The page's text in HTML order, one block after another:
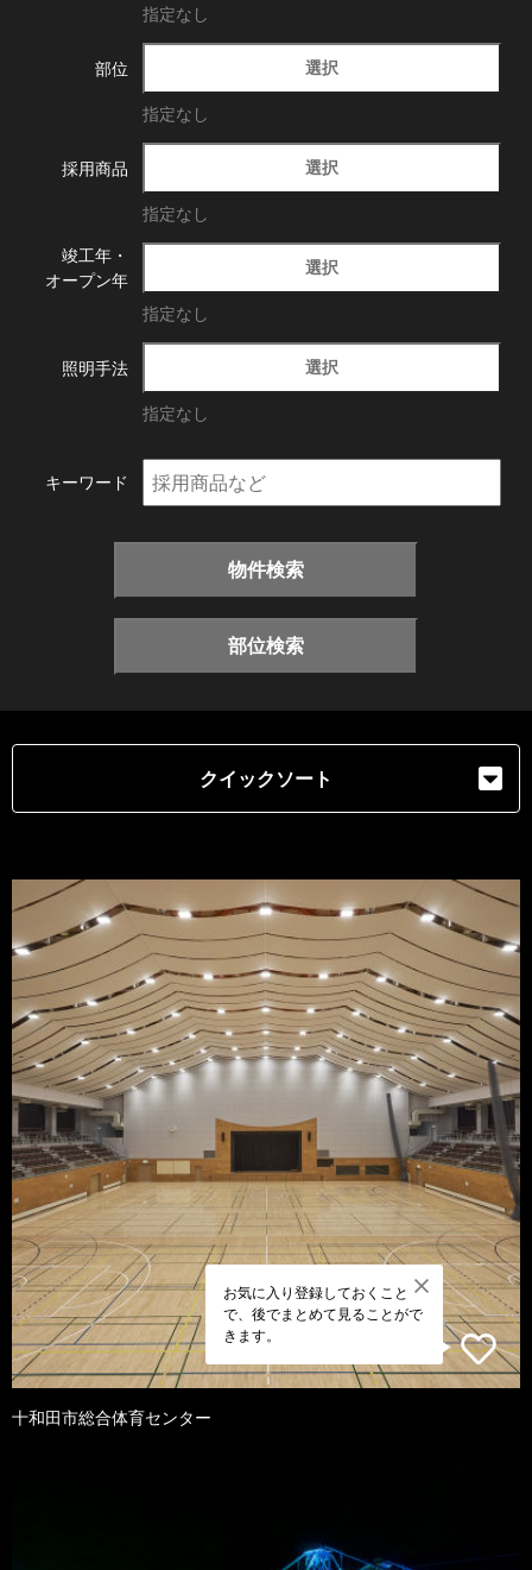
指定なし
部位 選択
指定なし
採用商品 選択
指定なし
竣工年・
オープン年
選択
指定なし
照明手法 選択
指定なし
キーワード
物件検索
部位検索
クイックソート
お気に入り登録しておくこと
で、後でまとめて見ることがで
きます。
十和田市総合体育センター